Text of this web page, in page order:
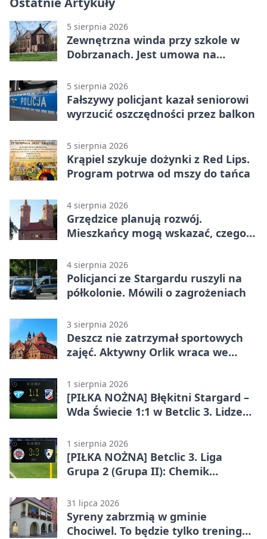
5 sierpnia 2026
Zewnętrzna winda przy szkole w
Dobrzanach. Jest umowa na
5 sierpnia 2026
Fałszywy policjant kazał seniorowi
wyrzucić oszczędności przez balkon
5 sierpnia 2026
Krąpiel szykuje dożynki z Red Lips.
Program potrwa od mszy do tańca
4 sierpnia 2026
Grzędzice planują rozwój.
Mieszkańcy mogą wskazać, czego
4 sierpnia 2026
Policjanci ze Stargardu ruszyli na
półkolonie. Mówili o zagrożeniach
3 sierpnia 2026
Deszcz nie zatrzymał sportowych
zajęć. Aktywny Orlik wraca we
1 sierpnia 2026
[PIŁKA NOŻNA] Błękitni Stargard –
Wda Świecie 1:1 w Betclic 3. Lidze
1 sierpnia 2026
[PIŁKA NOŻNA] Betclic 3. Liga
Grupa 2 (Grupa II): Chemik
Stargard 3:3
31 lipca 2026
Syreny zabrzmią w gminie
Chociwel. To będzie tylko trening